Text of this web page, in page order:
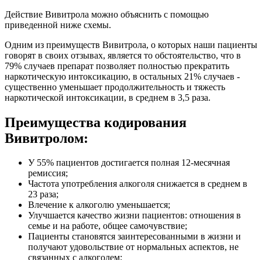
Действие Вивитрола можно объяснить с помощью
приведенной ниже схемы.
Одним из преимуществ Вивитрола, о которых наши пациенты
говорят в своих отзывах, является то обстоятельство, что в
79% случаев препарат позволяет полностью прекратить
наркотическую интоксикацию, в остальных 21% случаев -
существенно уменьшает продолжительность и тяжесть
наркотической интоксикации, в среднем в 3,5 раза.
Преимущества кодирования
Вивитролом:
У 55% пациентов достигается полная 12-месячная
ремиссия;
Частота употребления алкоголя снижается в среднем в
23 раза;
Влечение к алкоголю уменьшается;
Улучшается качество жизни пациентов: отношения в
семье и на работе, общее самочувствие;
Пациенты становятся заинтересованными в жизни и
получают удовольствие от нормальных аспектов, не
связанных с алкоголем;